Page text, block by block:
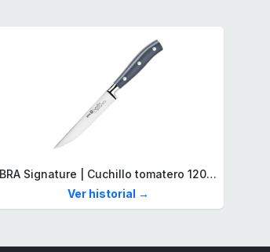
BRA Signature | Cuchillo tomatero 120 mm, Acero Inoxidable alemán forjado con Molibdeno Vanadio, Mango Remachado ABS, Diseño Ergonómico, Hoja 1,6 mm espesor
Ver historial →